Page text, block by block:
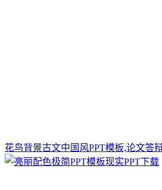
花鸟背景古文中国风PPT模板,论文答